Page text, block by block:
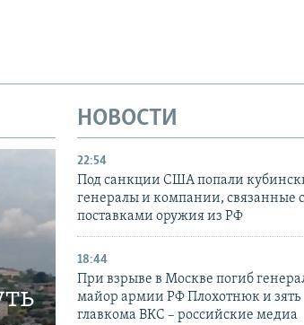
НОВОСТИ
22:54
Под санкции США попали
генералы и компании, связанные с
поставками оружия из РФ
18:44
При взрыве в Москве погиб
майор армии РФ Плохотнюк и зять
главкома ВКС – российские медиа